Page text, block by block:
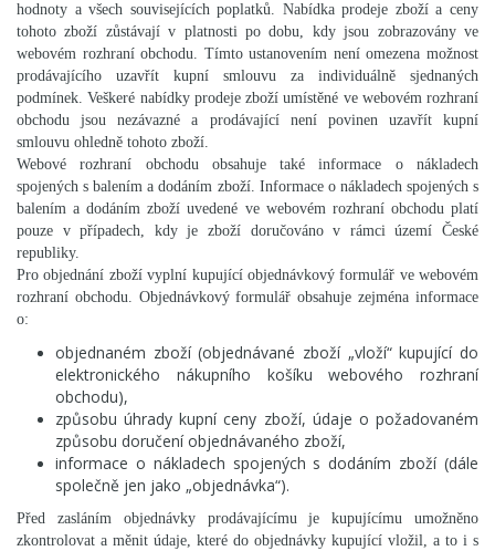
hodnoty a všech souvisejících poplatků. Nabídka prodeje zboží a ceny
tohoto zboží zůstávají v platnosti po dobu, kdy jsou zobrazovány ve
webovém rozhraní obchodu. Tímto ustanovením není omezena možnost
prodávajícího uzavřít kupní smlouvu za individuálně sjednaných
podmínek. Veškeré nabídky prodeje zboží umístěné ve webovém rozhraní
obchodu jsou nezávazné a prodávající není povinen uzavřít kupní
smlouvu ohledně tohoto zboží.
Webové rozhraní obchodu obsahuje také informace o nákladech
spojených s balením a dodáním zboží. Informace o nákladech spojených s
balením a dodáním zboží uvedené ve webovém rozhraní obchodu platí
pouze v případech, kdy je zboží doručováno v rámci území České
republiky.
Pro objednání zboží vyplní kupující objednávkový formulář ve webovém
rozhraní obchodu. Objednávkový formulář obsahuje zejména informace
o:
objednaném zboží (objednávané zboží „vloží“ kupující do
elektronického nákupního košíku webového rozhraní
obchodu),
způsobu úhrady kupní ceny zboží, údaje o požadovaném
způsobu doručení objednávaného zboží,
informace o nákladech spojených s dodáním zboží (dále
společně jen jako „objednávka“).
Před zasláním objednávky prodávajícímu je kupujícímu umožněno
zkontrolovat a měnit údaje, které do objednávky kupující vložil, a to i s